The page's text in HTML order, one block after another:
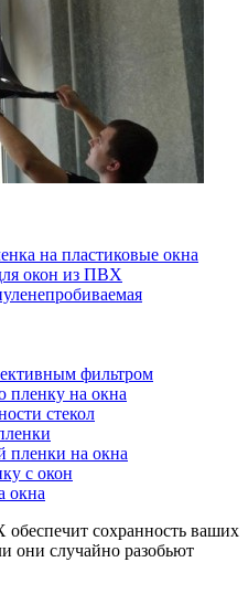
на пластиковые окна
окон из ПВХ
фильтром
пленку на окна
стекол
пленки на окна
с окон
окна
сохранность ваших
они случайно разобьют